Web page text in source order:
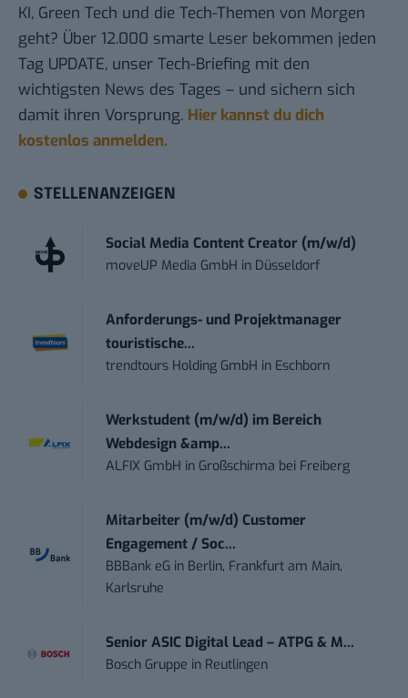
KI, Green Tech und die Tech-Themen von Morgen
geht? Über 12.000 smarte Leser bekommen jeden
Tag UPDATE, unser Tech-Briefing mit den
wichtigsten News des Tages – und sichern sich
damit ihren Vorsprung. Hier kannst du dich
kostenlos anmelden.
STELLENANZEIGEN
Social Media Content Creator (m/w/d)
moveUP Media GmbH in Düsseldorf
Anforderungs- und Projektmanager
touristische...
trendtours Holding GmbH in Eschborn
Werkstudent (m/w/d) im Bereich
Webdesign &amp...
ALFIX GmbH in Großschirma bei Freiberg
Mitarbeiter (m/w/d) Customer
Engagement / Soc...
BBBank eG in Berlin, Frankfurt am Main,
Karlsruhe
Senior ASIC Digital Lead – ATPG & M...
Bosch Gruppe in Reutlingen